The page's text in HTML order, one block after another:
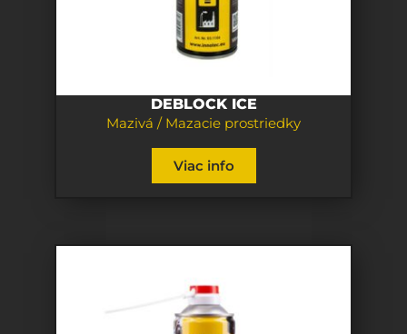
DEBLOCK ICE
Mazivá / Mazacie prostriedky
Viac info